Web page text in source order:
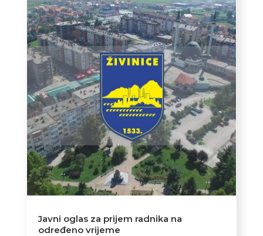
Javni oglas za prijem radnika na
određeno vrijeme